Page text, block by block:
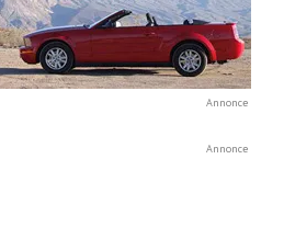
Annonce
Annonce